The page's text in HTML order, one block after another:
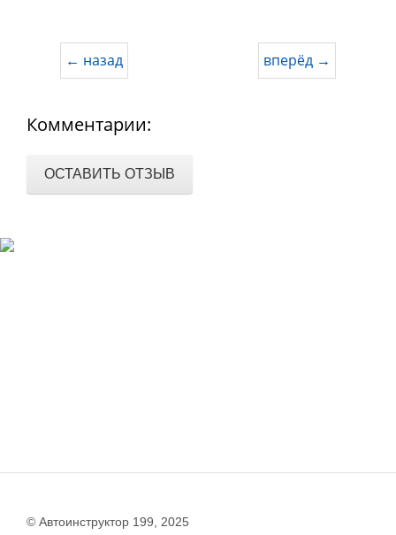
← назад вперёд →
Комментарии:
ОСТАВИТЬ ОТЗЫВ
© Автоинструктор 199, 2025